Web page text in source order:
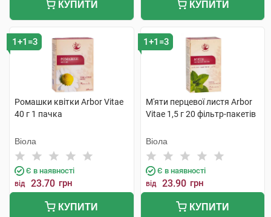
КУПИТИ КУПИТИ
1+1=3
Ромашки квітки Arbor Vitae
40 г 1 пачка
Віола
Є в наявності
від 23.70 грн
КУПИТИ
1+1=3
М'яти перцевої листя Arbor
Vitae 1,5 г 20 фільтр-пакетів
Віола
Є в наявності
від 23.90 грн
КУПИТИ